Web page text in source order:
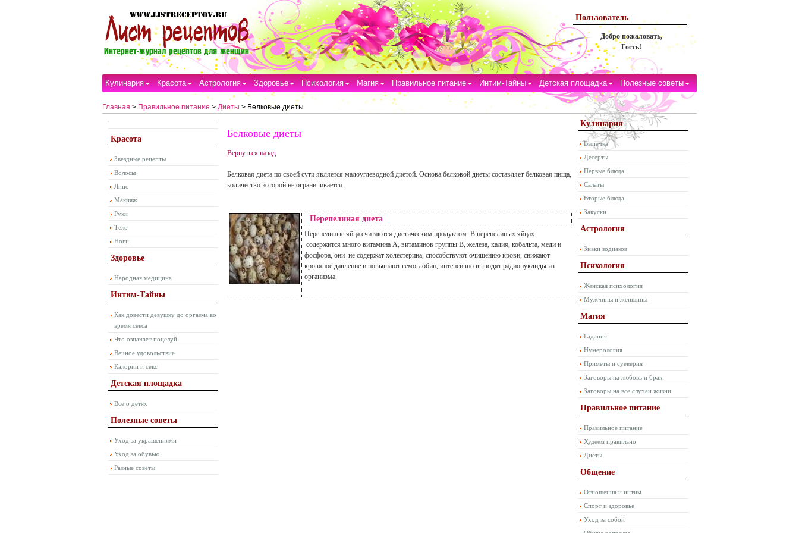
Пользователь
Добро пожаловать,
Гость!
Кулинария Красота Астрология Здоровье Психология Магия Правильное питание Интим-Тайны Детская площадка Полезные советы
Главная > Правильное питание > Диеты > Белковые диеты
Красота
Звездные рецепты
Волосы
Лицо
Макияж
Руки
Тело
Ноги
Здоровье
Народная медицина
Интим-Тайны
Как довести девушку до оргазма во
время секса
Что означает поцелуй
Вечное удовольствие
Калории и секс
Детская площадка
Все о детях
Полезные советы
Уход за украшениями
Уход за обувью
Разные советы
Белковые диеты
Вернуться назад
Белковая диета по своей сути является малоуглеводной диетой. Основа белковой диеты составляет белковая пища,
количество которой не ограничивается.
Перепелиная диета
Перепелиные яйца считаются диетическим продуктом. В перепелиных яйцах
содержится много витамина А, витаминов группы В, железа, калия, кобальта, меди и
фосфора, они не содержат холестерина, способствуют очищению крови, снижают
кровяное давление и повышают гемоглобин, интенсивно выводят радионуклиды из
организма.
Кулинария
Выпечка
Десерты
Первые блюда
Салаты
Вторые блюда
Закуски
Астрология
Знаки зодиаков
Психология
Женская психология
Мужчины и женщины
Магия
Гадания
Нумерология
Приметы и суеверия
Заговоры на любовь и брак
Заговоры на все случаи жизни
Правильное питание
Правильное питание
Худеем правильно
Диеты
Общение
Отношения и интим
Спорт и здоровье
Уход за собой